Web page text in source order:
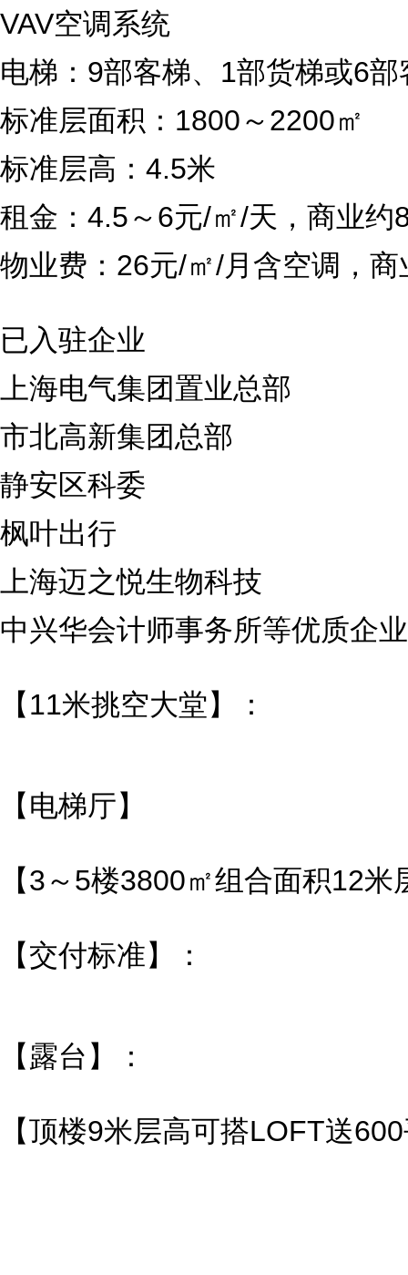
VAV空调系统
电梯：9部客梯、1部货梯或6
标准层面积：1800～2200㎡
标准层高：4.5米
租金：4.5～6元/㎡/天，商业约
物业费：26元/㎡/月含空调，
已入驻企业
上海电气集团置业总部
市北高新集团总部
静安区科委
枫叶出行
上海迈之悦生物科技
中兴华会计师事务所等优质企业
【11米挑空大堂】：
【电梯厅】
【3～5楼3800㎡组合面积12米
【交付标准】：
【露台】：
【顶楼9米层高可搭LOFT送